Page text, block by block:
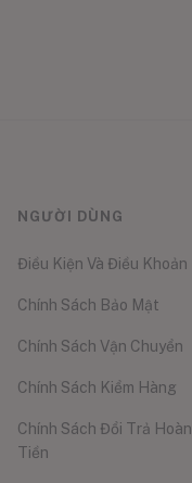
NGƯỜI DÙNG
Điều Kiện Và Điều Khoản
Chính Sách Bảo Mật
Chính Sách Vận Chuyển
Chính Sách Kiểm Hàng
Chính Sách Đổi Trả Hoàn
Tiền